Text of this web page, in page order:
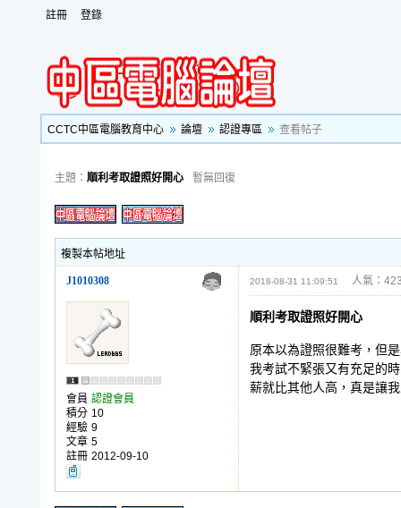
註冊 登錄
CCTC中區電腦教育中心 論壇 認證專區 查看帖子
主題： 順利考取證照好開心 暫無回復
複製本帖地址
J1010308 2018-08-31 11:09:51 人氣：
會員 認證會員
積分 10
經驗 9
文章 5
註冊 2012-09-10
順利考取證照好開心
原本以為證照很難考，但
我考試不緊張又有充足的
薪就比其他人高，真是讓